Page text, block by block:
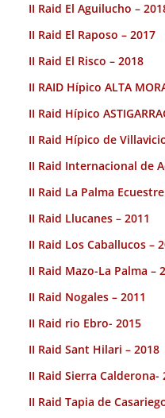
II Raid El Aguilucho –
II Raid El Raposo – 2017
II Raid El Risco – 2018
II RAID Hípico ALTA
II Raid Hípico
II Raid Hípico de
II Raid Internacional de
II Raid La Palma
II Raid Llucanes – 2011
II Raid Los Caballucos –
II Raid Mazo-La Palma –
II Raid Nogales – 2011
II Raid rio Ebro- 2015
II Raid Sant Hilari – 2018
II Raid Sierra Calderona-
II Raid Tapia de